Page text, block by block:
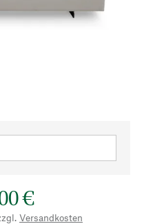
€
Versandkosten